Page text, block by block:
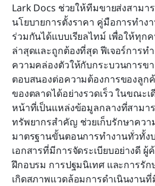
Lark Docs ช่วยให้ทีมขายส่งสามา
นโยบายการตั้งราคา คู่มือการทำ
ร่วมกันได้แบบเรียลไทม์ เพื่อให้ทุก
ล่าสุดและถูกต้องที่สุด ฟีเจอร์การท
ความคล่องตัวให้กับกระบวนการข
ตอบสนองต่อความต้องการของลูก
ของตลาดได้อย่างรวดเร็ว ในขณะ
หน้าที่เป็นแหล่งข้อมูลกลางที่สามา
ทรัพยากรสำคัญ ช่วยเก็บรักษาควา
มาตรฐานขั้นตอนการทำงานทั่วทั้ง
เอกสารที่มีการจัดระเบียบอย่างดี ผู้
ฝึกอบรม การปฐมนิเทศ และการรั
เกิดสภาพแวดล้อมการดำเนินงาน